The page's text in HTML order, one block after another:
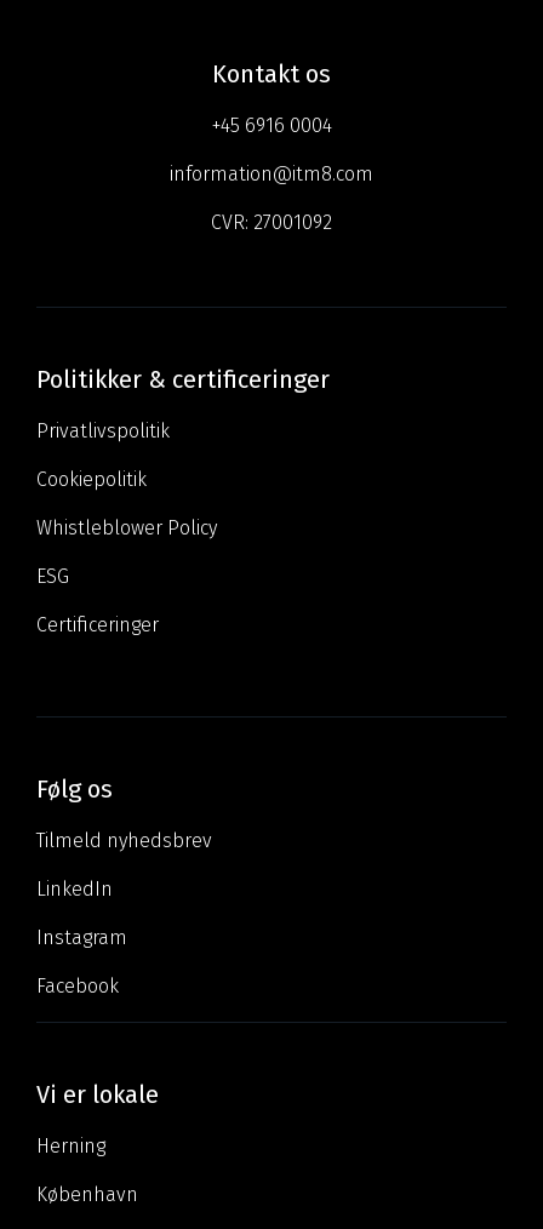
Kontakt os
+45 6916 0004
information@itm8.com
CVR: 27001092
Politikker & certificeringer
Privatlivspolitik
Cookiepolitik
Whistleblower Policy
ESG
Certificeringer
Følg os
Tilmeld nyhedsbrev
LinkedIn
Instagram
Facebook
Vi er lokale
Herning
København